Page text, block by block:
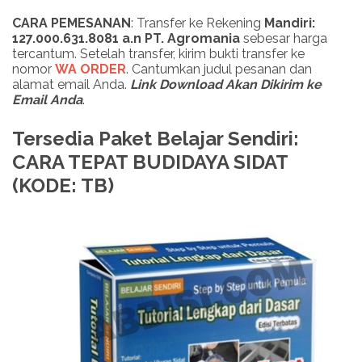
CARA PEMESANAN: Transfer ke Rekening Mandiri:
127.000.631.8081 a.n PT. Agromania sebesar harga
tercantum. Setelah transfer, kirim bukti transfer ke
nomor WA ORDER. Cantumkan judul pesanan dan
alamat email Anda. LinkDownloadAkan Dikirim ke
Email Anda.
Tersedia Paket Belajar Sendiri:
CARA TEPAT BUDIDAYA SIDAT
(KODE: TB)